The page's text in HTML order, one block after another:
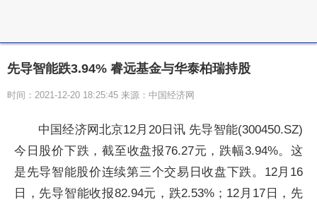
先导智能跌3.94% 睿远基金与华泰柏瑞持股
时间：2021-12-20 18:25:45 来源：中国经济网
中国经济网北京12月20日讯 先导智能(300450.SZ)
今日股价下跌，截至收盘报76.27元，跌幅3.94%。这
是先导智能股价连续第三个交易日收盘下跌。12月16
日，先导智能收报82.94元，跌2.53%；12月17日，先